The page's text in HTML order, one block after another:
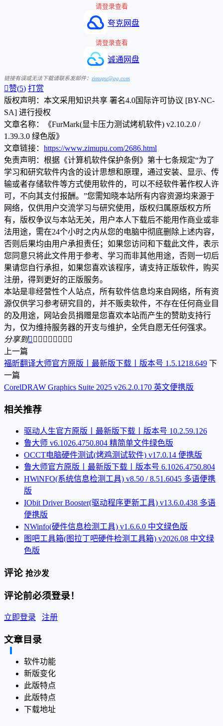
请登录查看
夸克网盘
请登录查看
诚通网盘
链接有误或无法下载请联系发邮件： zimupu@qq.com
赞(5) 打赏
版权声明：本文采用知识共享 署名4.0国际许可协议 [BY-NC-
SA] 进行授权
文章名称：《FurMark(显卡压力测试烤机软件) v2.10.2.0 /
1.39.3.0 绿色版》
文章链接： https://www.zimupu.com/2686.html
免责声明：根据《计算机软件保护条例》第十七条规定“为了
学习和研究软件内含的设计思想和原理，通过安装、显示、传
输或者存储软件等方式使用软件的，可以不经软件著作权人许
可，不向其支付报酬。”您需知晓本站所有内容资源均来源于
网络，仅供用户交流学习与研究使用，版权归属原版权方所
有，版权争议与本站无关，用户本人下载后不能用作商业或非
法用途，需在24个小时之内从您的电脑中彻底删除上述内容，
否则后果均由用户承担责任；如果您访问和下载此文件，表示
您同意只将此文件用于参考、学习而非其他用途，否则一切后
果请您自行承担，如果您喜欢该程序，请支持正版软件，购买
注册，得到更好的正版服务。
本站是非经营性个人站点，所有软件信息均来自网络，所有资
源仅供学习参考研究目的，并不贩卖软件，不存在任何商业目
的及用途，网站会员捐赠是您喜欢本站而产生的赞助支持行
为，仅为维持服务器的开支与维护，全凭自愿无任何强求。
分享到        
上一篇
福昕翻译大师官方原版丨最新版下载丨版本号 1.5.1218.649 下
一篇
CorelDRAW Graphics Suite 2025 v26.2.0.170 英文便携版
相关推荐
驱动人生官方原版丨最新版下载丨版本号 10.2.59.126
鲁大师 v6.1026.4750.804 精简单文件绿色版
OCCT电脑硬件测试(烤鸡测试软件) v17.0.14 便携版
鲁大师官方原版丨最新版下载丨版本号 6.1026.4750.804
HWiNFO(系统信息检测工具) v8.50 / 8.51.6045 多语便携
版
IObit Driver Booster(驱动程序更新工具) v13.6.0.438 多语
便携版
NWinfo(硬件信息检测工具) v1.6.6.0 中文绿色版
图吧工具箱(图拉丁吧硬件检测工具箱) v2026.08 中文绿
色版
评论 抢沙发
评论前必须登录！
立即登录 注册
文章目录
软件功能
新版变化
此版特点
此版特点
下载地址